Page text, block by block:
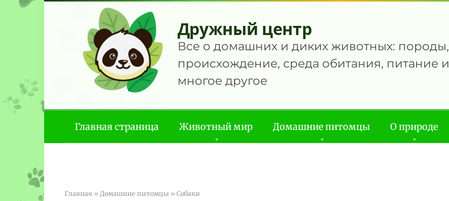
Перейти
Дружный центр
Все о домашних и диких животных: породы,
происхождение, среда обитания, питание и
многое другое
Главная страница Животный мир Домашние питомцы О природе
Главная » Домашние питомцы » Собаки